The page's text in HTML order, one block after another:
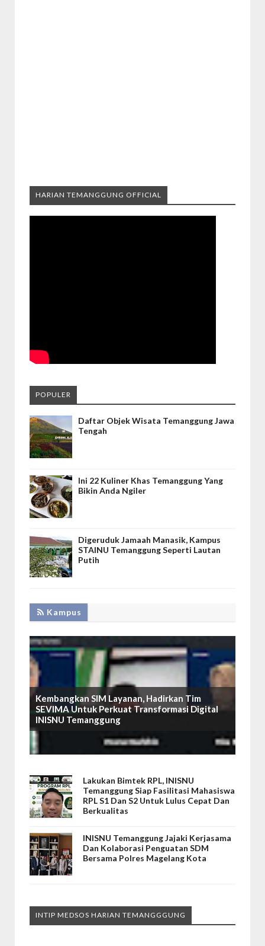
HARIAN TEMANGGUNG OFFICIAL
POPULER
Daftar Objek Wisata Temanggung Jawa
Tengah
Ini 22 Kuliner Khas Temanggung Yang
Bikin Anda Ngiler
Digeruduk Jamaah Manasik, Kampus
STAINU Temanggung Seperti Lautan
Putih
Kampus
Kembangkan SIM Layanan, Hadirkan Tim
SEVIMA Untuk Perkuat Transformasi Digital
INISNU Temanggung
Lakukan Bimtek RPL, INISNU
Temanggung Siap Fasilitasi Mahasiswa
RPL S1 Dan S2 Untuk Lulus Cepat Dan
Berkualitas
INISNU Temanggung Jajaki Kerjasama
Dan Kolaborasi Penguatan SDM
Bersama Polres Magelang Kota
INTIP MEDSOS HARIAN TEMANGGGUNG